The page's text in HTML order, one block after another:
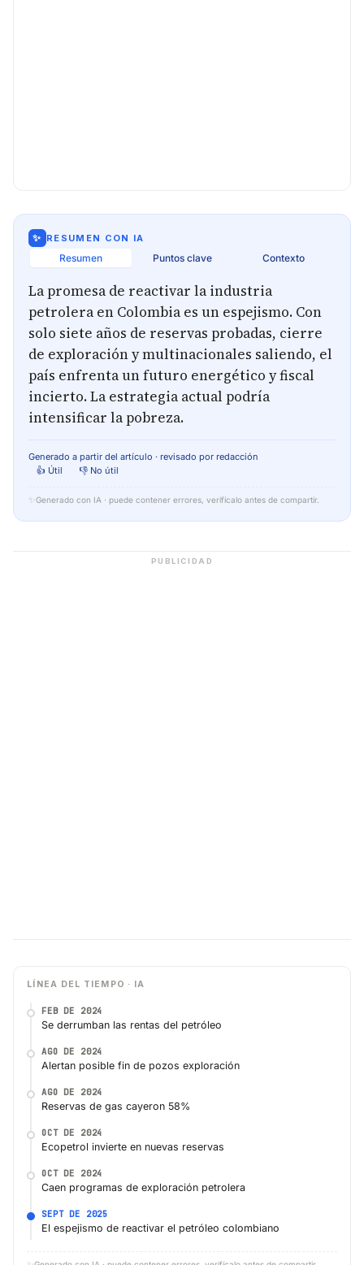
✨ RESUMEN CON IA
Resumen Puntos clave Contexto
La promesa de reactivar la industria
petrolera en Colombia es un espejismo. Con
solo siete años de reservas probadas, cierre
de exploración y multinacionales saliendo, el
país enfrenta un futuro energético y fiscal
incierto. La estrategia actual podría
intensificar la pobreza.
Generado a partir del artículo · revisado por redacción
👍 Útil
👎 No útil
✨ Generado con IA · puede contener errores, verifícalo antes de compartir.
PUBLICIDAD
LÍNEA DEL TIEMPO · IA
FEB DE 2024
Se derrumban las rentas del petróleo
AGO DE 2024
Alertan posible fin de pozos exploración
AGO DE 2024
Reservas de gas cayeron 58%
OCT DE 2024
Ecopetrol invierte en nuevas reservas
OCT DE 2024
Caen programas de exploración petrolera
SEPT DE 2025
El espejismo de reactivar el petróleo colombiano